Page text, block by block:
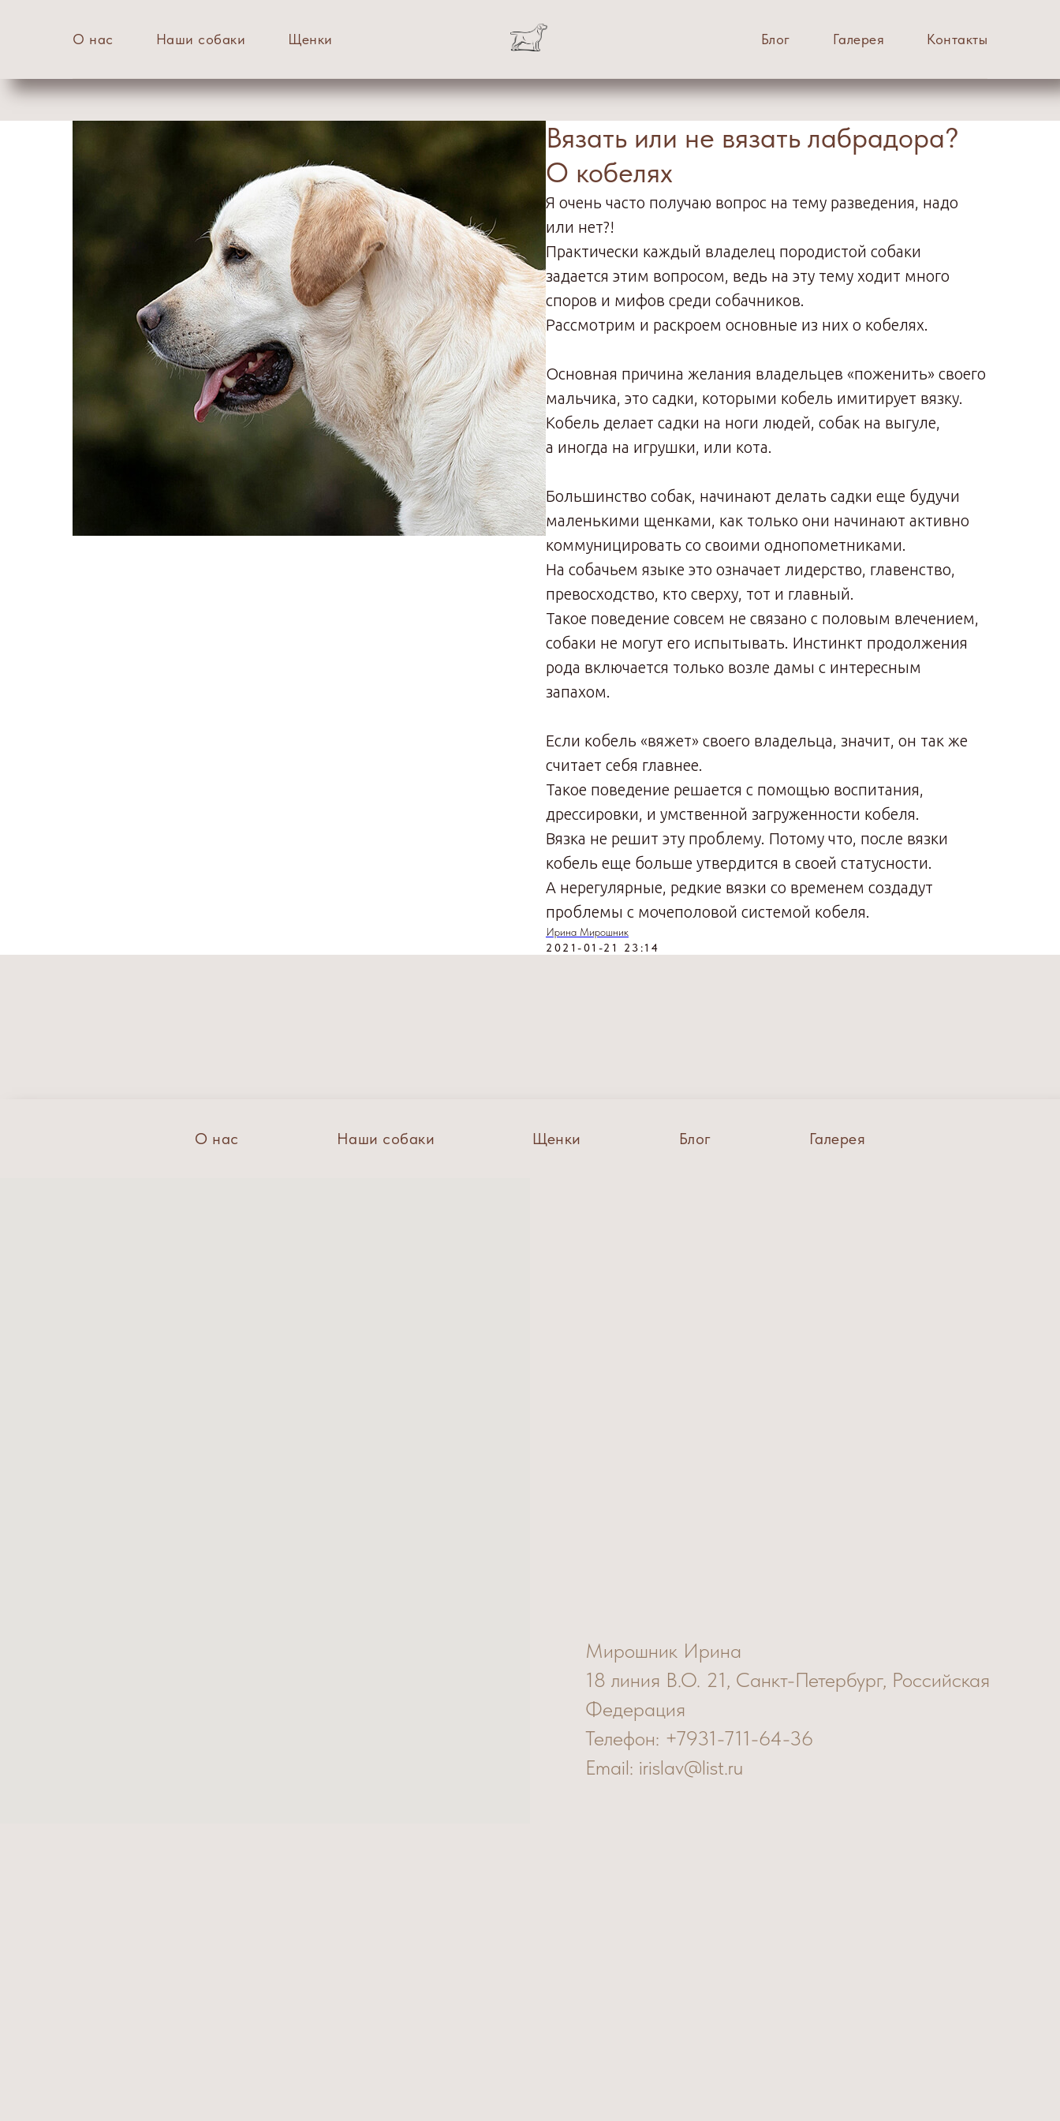
О нас Наши собаки Щенки Блог Галерея Контакты
Вязать или не вязать лабрадора?
О кобелях
Я очень часто получаю вопрос на тему разведения, надо
или нет?!
Практически каждый владелец породистой собаки
задается этим вопросом, ведь на эту тему ходит много
споров и мифов среди собачников.
Рассмотрим и раскроем основные из них о кобелях.
Основная причина желания владельцев «поженить» своего
мальчика, это садки, которыми кобель имитирует вязку.
Кобель делает садки на ноги людей, собак на выгуле,
а иногда на игрушки, или кота.
Большинство собак, начинают делать садки еще будучи
маленькими щенками, как только они начинают активно
коммуницировать со своими однопометниками.
На собачьем языке это означает лидерство, главенство,
превосходство, кто сверху, тот и главный.
Такое поведение совсем не связано с половым влечением,
собаки не могут его испытывать. Инстинкт продолжения
рода включается только возле дамы с интересным
запахом.
Если кобель «вяжет» своего владельца, значит, он так же
считает себя главнее.
Такое поведение решается с помощью воспитания,
дрессировки, и умственной загруженности кобеля.
Вязка не решит эту проблему. Потому что, после вязки
кобель еще больше утвердится в своей статусности.
А нерегулярные, редкие вязки со временем создадут
проблемы с мочеполовой системой кобеля.
Ирина Мирошник
2021-01-21 23:14
О нас Наши собаки Щенки Блог Галерея
Мирошник Ирина
18 линия В.О. 21, Санкт-Петербург, Российская
Федерация
Телефон: +7931-711-64-36
Email: irislav@list.ru